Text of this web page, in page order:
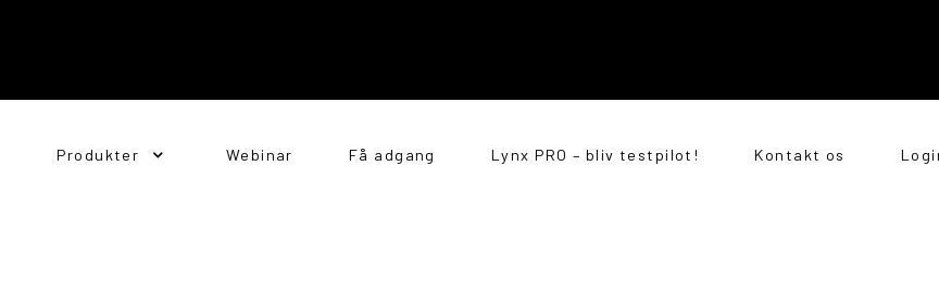
Produkter Webinar Få adgang Lynx PRO – bliv testpilot! Kontakt os